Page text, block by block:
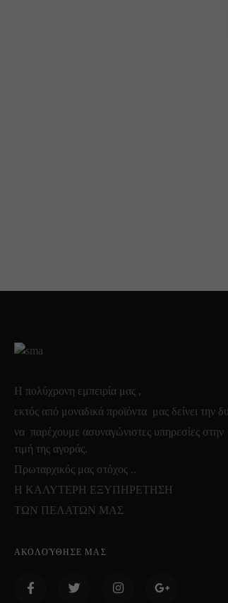
Η πολύχρονη εμπειρία μας ,
εκτός από μοναδικά προϊόντα μας δείνει την
να παρέχουμε ασυναγώνιστες υπηρεσίες
τιμή της αγοράς.
Πρωταρχικός μας στόχος ..
Η ΚΑΛΥΤΕΡΗ ΕΞΥΠΗΡΕΤΗΣΗ
ΤΩΝ ΠΕΛΑΤΩΝ ΜΑΣ
ΑΚΟΛΟΎΘΗΣΕ ΜΑΣ